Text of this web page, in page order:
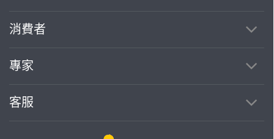
消費者
專家
客服